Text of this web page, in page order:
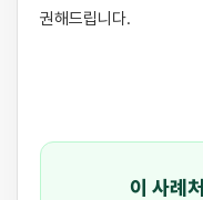
권해드립니다.
이 사례